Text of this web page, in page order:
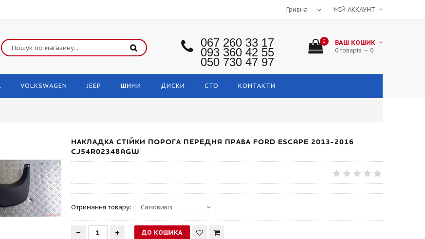
МІЙ АККАУНТ
067 260 33 17
093 360 42 55
050 730 47 97
0 ВАШ КОШИК
0 товарів — 0
VOLKSWAGEN JEEP ШИНИ ДИСКИ СТО КОНТАКТИ
НАКЛАДКА СТІЙКИ ПОРОГА ПЕРЕДНЯ ПРАВА FORD ESCAPE 2013-2016
CJ54R02348AGW
Отримання товару: